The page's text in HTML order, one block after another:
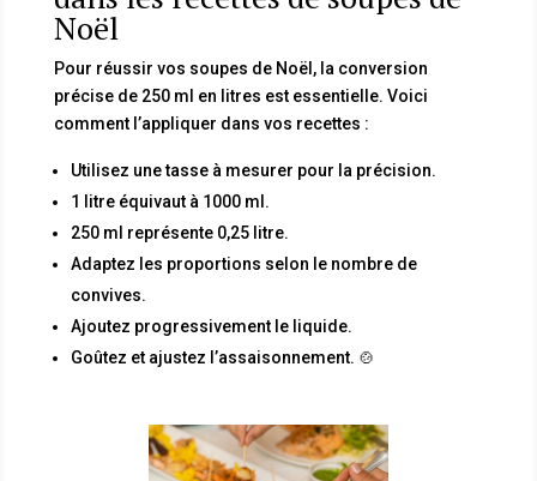
Noël
Pour réussir vos soupes de Noël, la conversion
précise de 250 ml en litres est essentielle. Voici
comment l’appliquer dans vos recettes :
Utilisez une tasse à mesurer pour la précision.
1 litre équivaut à 1000 ml.
250 ml représente 0,25 litre.
Adaptez les proportions selon le nombre de
convives.
Ajoutez progressivement le liquide.
Goûtez et ajustez l’assaisonnement. 🍲